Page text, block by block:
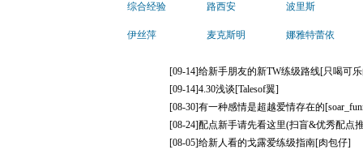
综合经验 路西安 波里斯
伊丝萍 麦克斯明 娜雅特蕾依
[09-14]给新手朋友的新TW练级路线[只喝可
[09-14]4.30浅谈[Talesof翼]
[08-30]有一种感情是超越爱情存在的
[08-24]配点新手请先看这里(扫盲&优秀配点
[08-05]给新人看的戈露爱练级指南[肉包仔]